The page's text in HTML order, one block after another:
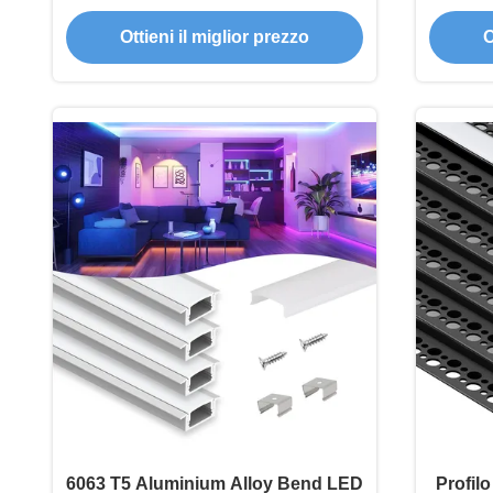
anni per strisce LED fino a 12 mm
di larghezza
Ottieni il miglior prezzo
6063 T5 Aluminium Alloy Bend LED